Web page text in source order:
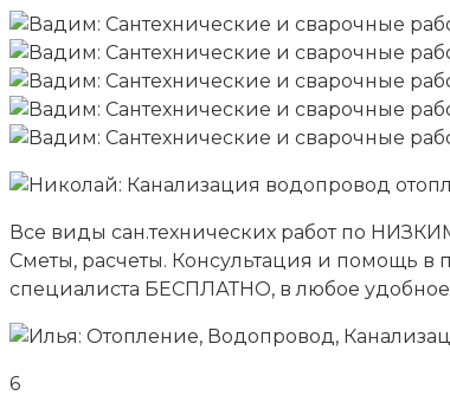
Все виды сан.технических работ по
Сметы, расчеты. Консультация и помощь
специалиста БЕСПЛАТНО, в любое
6